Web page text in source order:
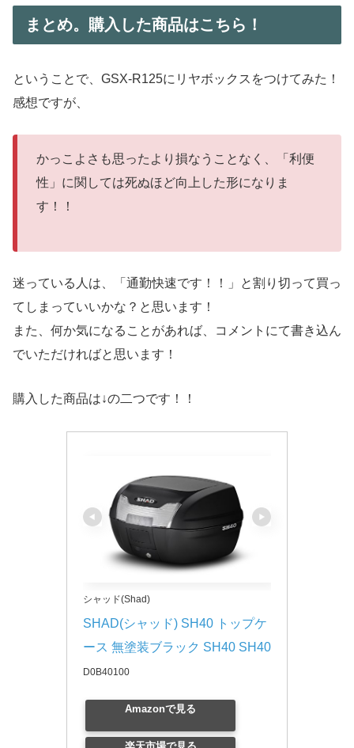
まとめ。購入した商品はこちら！
ということで、GSX-R125にリヤボックスをつけてみた！
感想ですが、
かっこよさも思ったより損なうことなく、「利便
性」に関しては死ぬほど向上した形になりま
す！！
迷っている人は、「通勤快速です！！」と割り切って買っ
てしまっていいかな？と思います！
また、何か気になることがあれば、コメントにて書き込ん
でいただければと思います！
購入した商品は↓の二つです！！
シャッド(Shad)
SHAD(シャッド) SH40 トップケ
ース 無塗装ブラック SH40 SH40
D0B40100
Amazonで見る